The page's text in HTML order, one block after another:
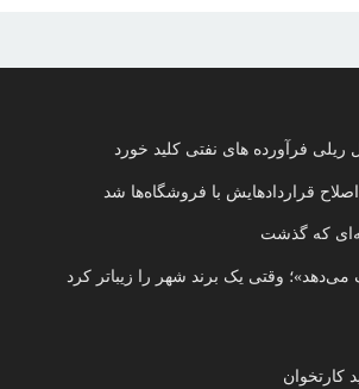
ریلی فرآورده های نفتی کلید خورد
قراردادهایش با فروشگاه‌ها شد
که گذشت
وقتی یک برند شهر را زیباتر کرد